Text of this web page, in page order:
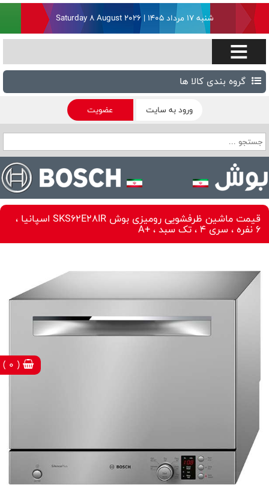
( 0 )
شنبه ۱۷ مرداد ۱۴۰۵ | Saturday 8 August 2026
گروه بندی کالا ها
ورود به سایت عضویت
قیمت ماشین ظرفشویی رومیزی بوش SKS62E28IR اسپانیا ،
6 نفره ، سری 4 ، تک سبد ، +A